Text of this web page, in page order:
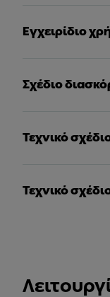
Εγχειρίδιο
Σχέδιο
Τεχνικό
Τεχνικό